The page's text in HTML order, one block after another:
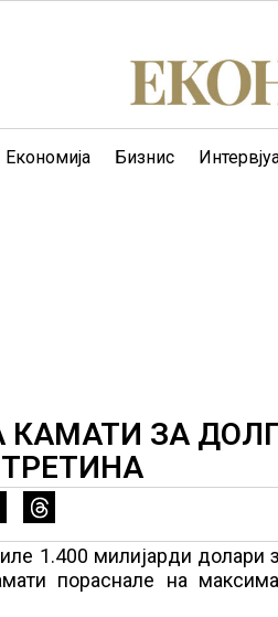
Економија Бизнис
ЗА
1.400 милијарди долари
пораснале на